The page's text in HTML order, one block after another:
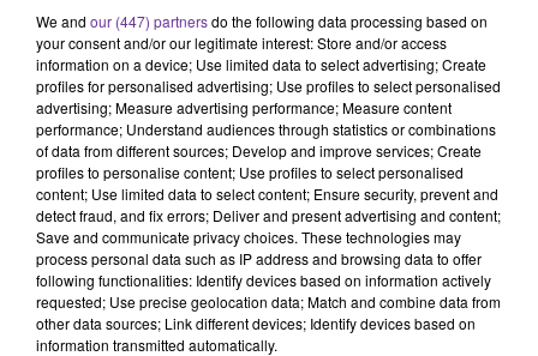
sa nouvelle candidature présidentielle en 2014.
Après sa défaite en avril (81,49% pour M. Bouteflika), M.
Benflis avait annoncé son intention de fonder un nouveau
parti et avait entamé la procédure en mai.
AFP
We and our (447) partnersdo the following data processing based on
your consent and/or our legitimate interest: Store and/or access
information on a device; Use limited data to select advertising; Create
profiles for personalised advertising; Use profiles to select personalised
advertising; Measure advertising performance; Measure content
performance; Understand audiences through statistics or combinations
of data from different sources; Develop and improve services; Create
profiles to personalise content; Use profiles to select personalised
content; Use limited data to select content; Ensure security, prevent and
detect fraud, and fix errors; Deliver and present advertising and content;
Save and communicate privacy choices. These technologies may
process personal data such as IP address and browsing data to offer
following functionalities: Identify devices based on information actively
requested; Use precise geolocation data; Match and combine data from
other data sources; Link different devices; Identify devices based on
information transmitted automatically.